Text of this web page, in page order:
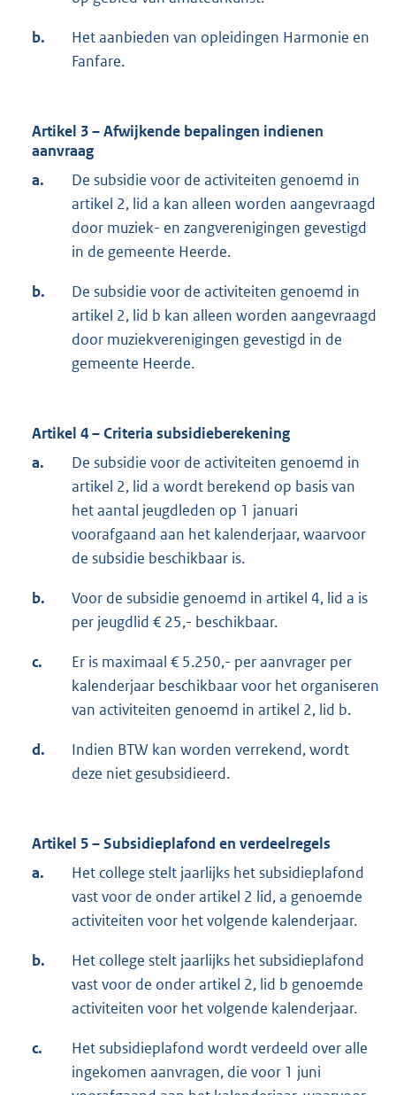
b.
Het aanbieden van opleidingen Harmonie en
Fanfare.
Artikel 3 – Afwijkende bepalingen indienen
aanvraag
a.
De subsidie voor de activiteiten genoemd in
artikel 2, lid a kan alleen worden aangevraagd
door muziek- en zangverenigingen gevestigd
in de gemeente Heerde.
b.
De subsidie voor de activiteiten genoemd in
artikel 2, lid b kan alleen worden aangevraagd
door muziekverenigingen gevestigd in de
gemeente Heerde.
Artikel 4 – Criteria subsidieberekening
a.
De subsidie voor de activiteiten genoemd in
artikel 2, lid a wordt berekend op basis van
het aantal jeugdleden op 1 januari
voorafgaand aan het kalenderjaar, waarvoor
de subsidie beschikbaar is.
b.
Voor de subsidie genoemd in artikel 4, lid a is
per jeugdlid € 25,- beschikbaar.
c.
Er is maximaal € 5.250,- per aanvrager per
kalenderjaar beschikbaar voor het organiseren
van activiteiten genoemd in artikel 2, lid b.
d.
Indien BTW kan worden verrekend, wordt
deze niet gesubsidieerd.
Artikel 5 – Subsidieplafond en verdeelregels
a.
Het college stelt jaarlijks het subsidieplafond
vast voor de onder artikel 2 lid, a genoemde
activiteiten voor het volgende kalenderjaar.
b.
Het college stelt jaarlijks het subsidieplafond
vast voor de onder artikel 2, lid b genoemde
activiteiten voor het volgende kalenderjaar.
c.
Het subsidieplafond wordt verdeeld over alle
ingekomen aanvragen, die voor 1 juni